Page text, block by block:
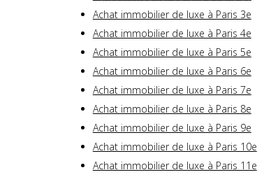
Achat immobilier de luxe à Paris 3e
Achat immobilier de luxe à Paris 4e
Achat immobilier de luxe à Paris 5e
Achat immobilier de luxe à Paris 6e
Achat immobilier de luxe à Paris 7e
Achat immobilier de luxe à Paris 8e
Achat immobilier de luxe à Paris 9e
Achat immobilier de luxe à Paris 10e
Achat immobilier de luxe à Paris 11e